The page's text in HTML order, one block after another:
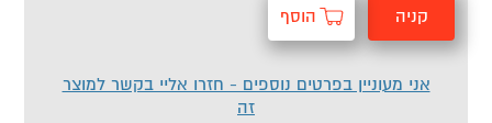
קניה הוסף
אני מעוניין בפרטים נוספים - חזרו אליי בקשר למוצר
זה